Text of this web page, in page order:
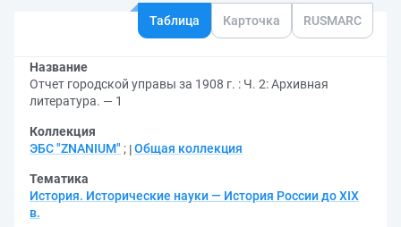
Таблица Карточка RUSMARC
Название
Отчет городской управы за 1908 г. : Ч. 2: Архивная
литература. — 1
Коллекция
ЭБС "ZNANIUM" ; Общая коллекция
Тематика
История. Исторические науки — История России до XIX
в.